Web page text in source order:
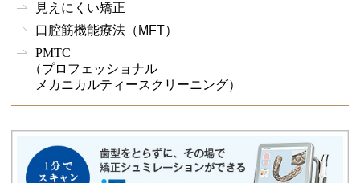
見えにくい矯正
口腔筋機能療法 （MFT）
PMTC
（プロフェッショナル
メカニカルティースクリーニング）